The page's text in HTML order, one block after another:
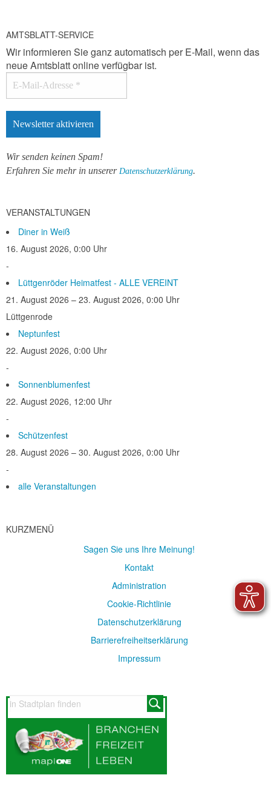
AMTSBLATT-SERVICE
Wir informieren Sie ganz automatisch per E-Mail, wenn das
neue Amtsblatt online verfügbar ist.
Wir senden keinen Spam!
Erfahren Sie mehr in unserer Datenschutzerklärung.
VERANSTALTUNGEN
Diner in Weiß
16. August 2026, 0:00 Uhr
-
Lüttgenröder Heimatfest - ALLE VEREINT
21. August 2026 – 23. August 2026, 0:00 Uhr
Lüttgenrode
Neptunfest
22. August 2026, 0:00 Uhr
-
Sonnenblumenfest
22. August 2026, 12:00 Uhr
-
Schützenfest
28. August 2026 – 30. August 2026, 0:00 Uhr
-
alle Veranstaltungen
KURZMENÜ
Sagen Sie uns Ihre Meinung!
Kontakt
Administration
Cookie-Richtlinie
Datenschutzerklärung
Barrierefreiheitserklärung
Impressum